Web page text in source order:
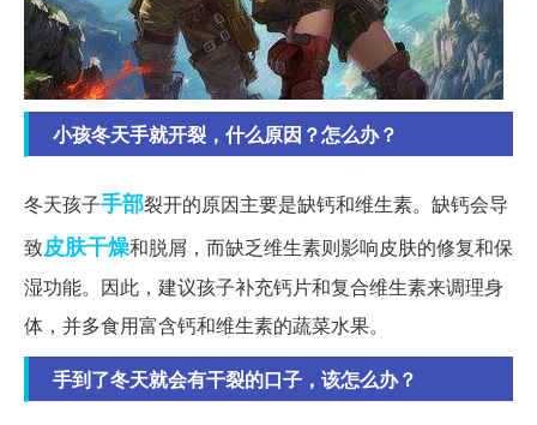
小孩冬天手就开裂，什么原因？怎么办？
冬天孩子手部裂开的原因主要是缺钙和维生素。缺钙会导
致皮肤干燥和脱屑，而缺乏维生素则影响皮肤的修复和保
湿功能。因此，建议孩子补充钙片和复合维生素来调理身
体，并多食用富含钙和维生素的蔬菜水果。
手到了冬天就会有干裂的口子，该怎么办？